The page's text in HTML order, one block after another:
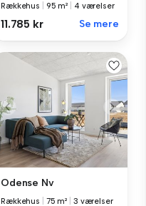
Rækkehus 95 m² 4 værelser
11.785 kr Se mere
Odense Nv
Rækkehus 75 m² 3 værelser